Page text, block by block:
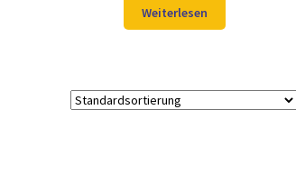
war:
40,98 €
ist:
30,97 €.
Weiterlesen